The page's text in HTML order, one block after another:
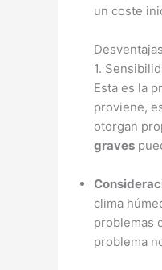
un coste
1.
Esta es la
proviene,
otorgan
graves
clima
problemas
problema